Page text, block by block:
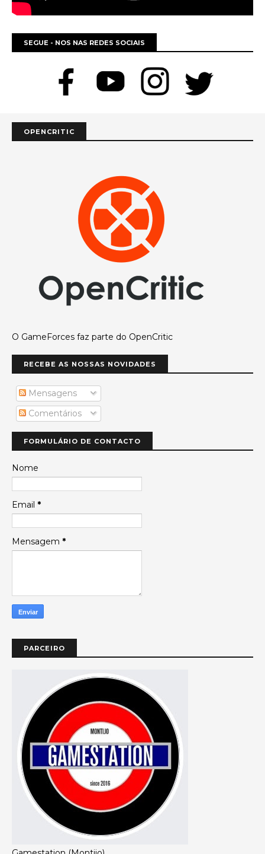
SEGUE - NOS NAS REDES SOCIAIS
OPENCRITIC
O GameForces faz parte do OpenCritic
RECEBE AS NOSSAS NOVIDADES
Mensagens
Comentários
FORMULÁRIO DE CONTACTO
Nome
Email *
Mensagem *
PARCEIRO